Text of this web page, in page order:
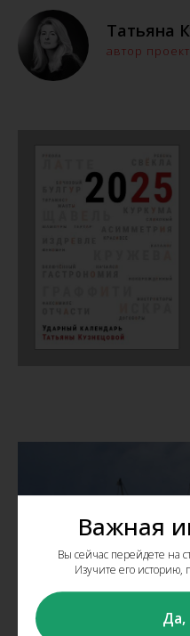
Важная
Вы сейчас перейдете на
Изучите его историю,
Да,
Татьяна
автор